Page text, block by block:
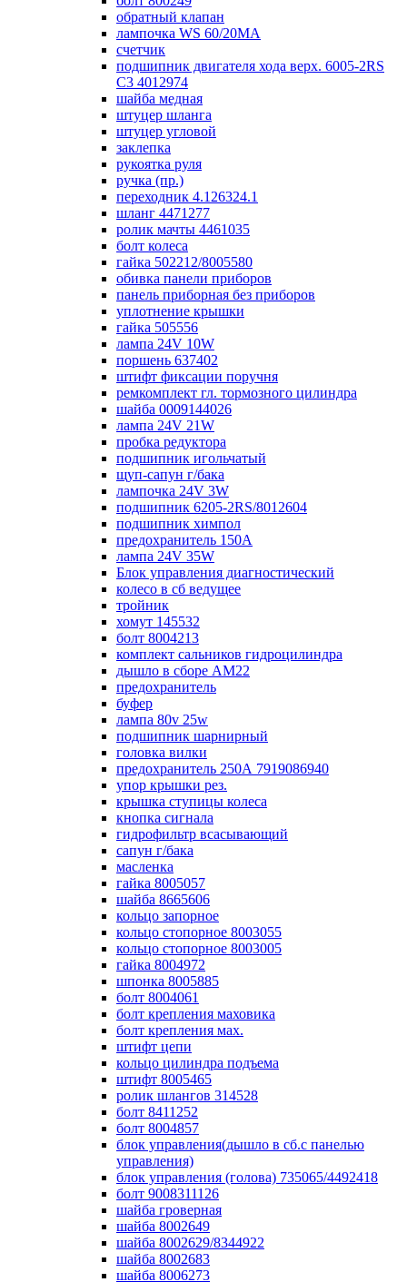
обратный клапан
лампочка WS 60/20МА
счетчик
подшипник двигателя хода верх. 6005-2RS
C3 4012974
шайба медная
штуцер шланга
штуцер угловой
заклепка
рукоятка руля
ручка (пр.)
переходник 4.126324.1
шланг 4471277
ролик мачты 4461035
болт колеса
гайка 502212/8005580
обивка панели приборов
панель приборная без приборов
уплотнение крышки
гайка 505556
лампа 24V 10W
поршень 637402
штифт фиксации поручня
ремкомплект гл. тормозного цилиндра
шайба 0009144026
лампа 24V 21W
пробка редуктора
подшипник игольчатый
щуп-сапун г/бака
лампочка 24V 3W
подшипник 6205-2RS/8012604
подшипник химпол
предохранитель 150А
лампа 24V 35W
Блок управления диагностический
колесо в сб ведущее
тройник
хомут 145532
болт 8004213
комплект сальников гидроцилиндра
дышло в сборе AM22
предохранитель
буфер
лампа 80v 25w
подшипник шарнирный
головка вилки
предохранитель 250А 7919086940
упор крышки рез.
крышка ступицы колеса
кнопка сигнала
гидрофильтр всасывающий
сапун г/бака
масленка
гайка 8005057
шайба 8665606
кольцо запорное
кольцо стопорное 8003055
кольцо стопорное 8003005
гайка 8004972
шпонка 8005885
болт 8004061
болт крепления маховика
болт крепления мах.
штифт цепи
кольцо цилиндра подъема
штифт 8005465
ролик шлангов 314528
болт 8411252
болт 8004857
блок управления(дышло в сб.с панелью
управления)
блок управления (голова) 735065/4492418
болт 9008311126
шайба гроверная
шайба 8002649
шайба 8002629/8344922
шайба 8002683
шайба 8006273